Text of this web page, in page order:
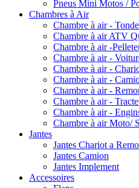
Pneus Mini Motos /
Chambres à Air
Chambre à air -
Chambre à air ATV
Chambre à air -
Chambre à air -
Chambre à air -
Chambre à air -
Chambre à air -
Chambre à air -
Chambre à air -
Chambre à air Moto/
Jantes
Jantes Chariot a
Jantes Camion
Jantes Implement
Accessoires